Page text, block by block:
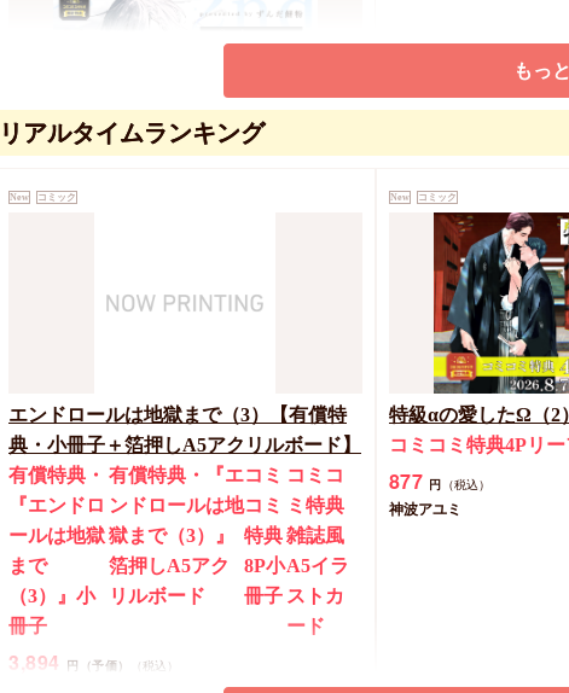
【2冊セット商品】『2ndバージンのじょ
（下）』12P小冊子
カートに入れる
もっ
リアルタイムランキング
New コミック
エンドロールは地獄まで（3）【有償特
典・小冊子＋箔押しA5アクリルボード】
有償特典・
『エンドロ
ールは地獄
まで
（3）』小
冊子
有償特典・『エ
ンドロールは地
獄まで（3）』
箔押しA5アク
リルボード
コミ
コミ
特典
8P小
冊子
コミコ
ミ特典
雑誌風
A5イラ
ストカ
ード
3,894 円（予価） （税込）
New コミック
特級αの愛したΩ（2）
コミコミ特典4Pリー
877 円 （税込）
神波アユミ